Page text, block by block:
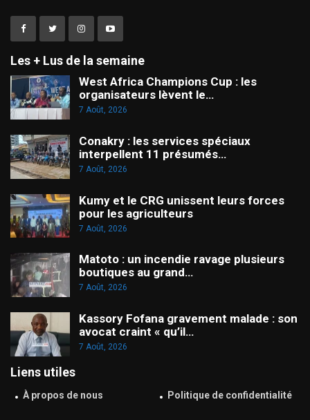
Les + Lus de la semaine
West Africa Champions Cup : les
organisateurs lèvent le…
7 Août, 2026
Conakry : les services spéciaux
interpellent 11 présumés…
7 Août, 2026
Kumy et le CRG unissent leurs forces
pour les agriculteurs
7 Août, 2026
Matoto : un incendie ravage plusieurs
boutiques au grand…
7 Août, 2026
Kassory Fofana gravement malade : son
avocat craint « qu’il…
7 Août, 2026
Liens utiles
À propos de nous Politique de confidentialité